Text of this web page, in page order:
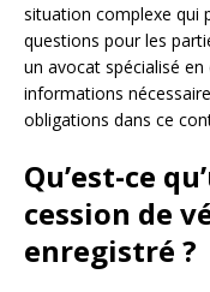
situation complexe qui
questions pour les
un avocat spécialisé
informations
obligations dans ce
Qu’est-ce
cession de
enregistré ?